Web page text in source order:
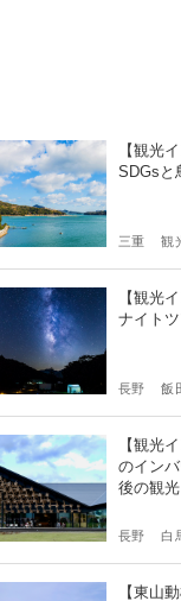
【観光
SDGsと
三重 観
【観光
ナイト
長野 飯
【観光
のイン
後の観
長野 白
【東山